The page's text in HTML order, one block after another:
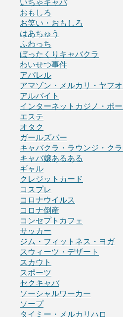
いちゃキャバ
おもしろ
お笑い・おもしろ
はあちゅう
ふわっち
ぼったくりキャバクラ
わいせつ事件
アパレル
アマゾン・メルカリ・ヤフオ
アルバイト
インターネットカジノ・ポ
エステ
オタク
ガールズバー
キャバクラ・ラウンジ・ク
キャバ嬢あるある
ギャル
クレジットカード
コスプレ
コロナウイルス
コロナ倒産
コンセプトカフェ
サッカー
ジム・フィットネス・ヨガ
スウィーツ・デザート
スカウト
スポーツ
セクキャバ
ソーシャルワーカー
ソープ
タイミー・メルカリハロ